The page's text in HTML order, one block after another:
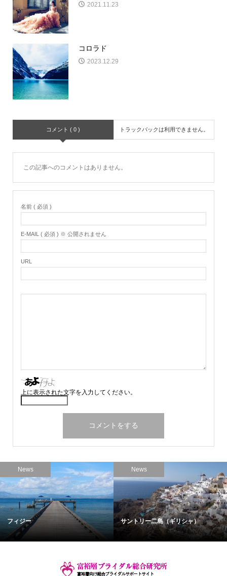
2021.11.23
コロラド
2023.12.29
コメント ( 0 ) トラックバックは利用できません。
この記事へのコメントはありません。
名前 ( 必須 )
E-MAIL ( 必須 ) ※ 公開されません
URL
上に表示された文字を入力してください。
News
フィジー
News
サントリー二島（ギリシャ）